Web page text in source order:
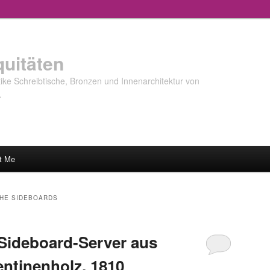
Schreibtische, Bronzen und Innenarchitektur von
Me
SIDEBOARDS
Server aus